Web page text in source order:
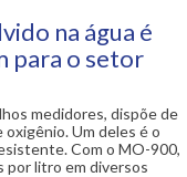
na água é
para o setor
medidores, dispõe de
Um deles é o
Com o MO-900,
por litro em diversos